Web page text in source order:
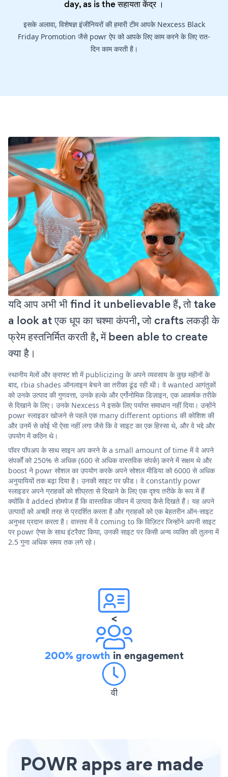
day, as is theसहायता केंद्र।
इसके अलावा, विशेषज्ञ इंजीनियरों की हमारी टीम आपके Nexcess Black
Friday Promotion जैसे powr ऐप को आपके लिए काम करने के लिए रात-
दिन काम करती है।
यदि आप अभी भी find it unbelievable हैं, तो take
a look at एक धूप का चश्मा कंपनी, जो crafts लकड़ी के
फ्रेम हस्तनिर्मित करती है, में been able to create
क्या है।
स्थानीय मेलों और क्राफ्ट शो में publicizing के अपने व्यवसाय के कुछ महीनों के
बाद, rbia shades ऑनलाइन बेचने का तरीका ढूंढ रही थी। वे wanted आगंतुकों
को उनके उत्पाद की गुणवत्ता, उनके हल्के और एर्गोनोमिक डिज़ाइन, एक आकर्षक तरीके
से दिखाने के लिए। उनके Nexcess ने इसके लिए पर्याप्त समाधान नहीं दिया। उन्होंने
powr स्लाइडर खोजने से पहले एक many different options की कोशिश की
और उनमें से कोई भी ऐसा नहीं लगा जैसे कि वे साइट का एक हिस्सा थे, और वे भद्दे और
उपयोग में कठिन थे।
पॉवर पॉपअप के साथ साइन अप करने के a small amount of time में वे अपने
संपर्कों को 250% से अधिक (600 से अधिक वास्तविक संपर्क) करने में सक्षम थे और
boost ने powr सोशल का उपयोग करके अपने सोशल मीडिया को 6000 से अधिक
अनुयायियों तक बढ़ा दिया है। उनकी साइट पर फ़ीड। वे constantly powr
स्लाइडर अपने ग्राहकों को शीघ्रता से दिखाने के लिए एक दृश्य तरीके के रूप में हैं
क्योंकि वे added होमपेज हैं कि वास्तविक जीवन में उत्पाद कैसे दिखते हैं। यह अपने
उत्पादों को अच्छी तरह से प्रदर्शित करता है और ग्राहकों को एक बेहतरीन ऑन-साइट
अनुभव प्रदान करता है। वास्तव में वे coming to कि विज़िटर जिन्होंने अपनी साइट
पर powr ऐप्स के साथ इंटरैक्ट किया, उनकी साइट पर किसी अन्य व्यक्ति की तुलना में
2.5 गुना अधिक समय तक लगे रहे।
<
200% growth in engagement
वी
POWR apps are made